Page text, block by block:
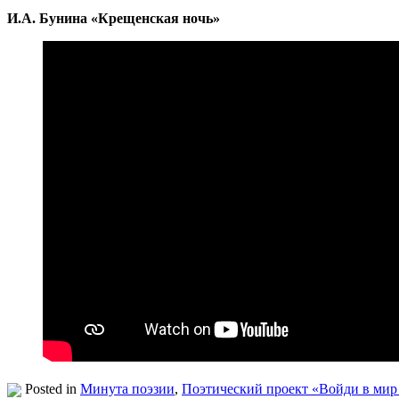
И.А. Бунина «Крещенская ночь»
Posted in Минута поэзии, Поэтический проект «Войди в